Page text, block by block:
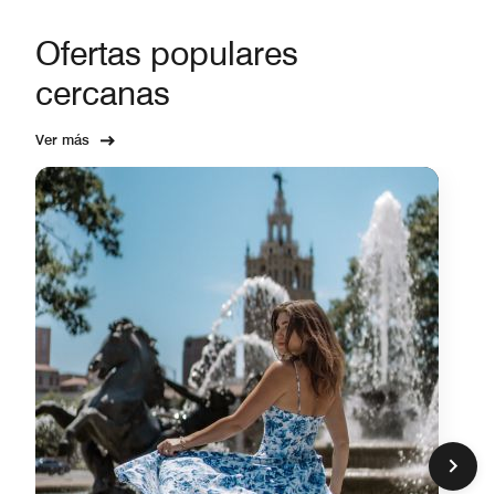
Ofertas populares
cercanas
Ver más